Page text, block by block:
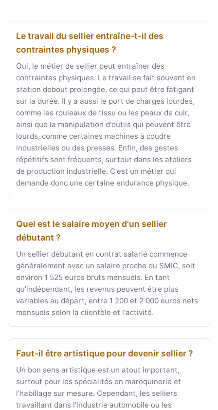
Le travail du sellier entraîne-t-il des
contraintes physiques ?
Oui, le métier de sellier peut entraîner des
contraintes physiques. Le travail se fait souvent en
station debout prolongée, ce qui peut être fatigant
sur la durée. Il y a aussi le port de charges lourdes,
comme les rouleaux de tissu ou les peaux de cuir,
ainsi que la manipulation d'outils qui peuvent être
lourds, comme certaines machines à coudre
industrielles ou des presses. Enfin, des gestes
répétitifs sont fréquents, surtout dans les ateliers
de production industrielle. C'est un métier qui
demande donc une certaine endurance physique.
Quel est le salaire moyen d'un sellier
débutant ?
Un sellier débutant en contrat salarié commence
généralement avec un salaire proche du SMIC, soit
environ 1 525 euros bruts mensuels. En tant
qu'indépendant, les revenus peuvent être plus
variables au départ, entre 1 200 et 2 000 euros nets
mensuels selon la clientèle et l'activité.
Faut-il être artistique pour devenir sellier ?
Un bon sens artistique est un atout important,
surtout pour les spécialités en maroquinerie et
l'habillage sur mesure. Cependant, les selliers
travaillant dans l'industrie automobile ou les